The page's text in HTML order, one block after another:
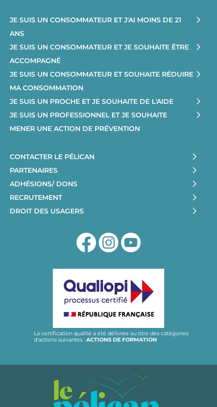
JE SUIS UN CONSOMMATEUR ET J'AI MOINS DE 21
ANS
JE SUIS UN CONSOMMATEUR ET JE SOUHAITE ÊTRE
ACCOMPAGNÉ
JE SUIS UN CONSOMMATEUR ET SOUHAITE RÉDUIRE
MA CONSOMMATION
JE SUIS UN PROCHE ET JE SOUHAITE DE L'AIDE
JE SUIS UN PROFESSIONNEL ET JE SOUHAITE
MENER UNE ACTION DE PRÉVENTION
CONTACTER LE PÉLICAN
PARTENAIRES
ADHÉSIONS/ DONS
RECRUTEMENT
DROIT DES USAGERS
La certification qualité a été délivrée au titre des catégories
d'actions suivantes : ACTIONS DE FORMATION